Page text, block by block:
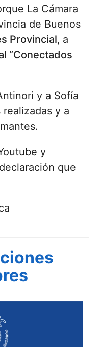
La Cámara
de Buenos
Provincial, a
“Conectados
y a Sofía
y a
y
que